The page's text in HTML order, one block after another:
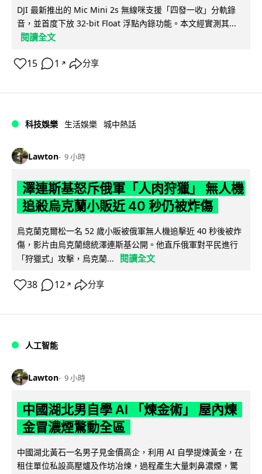
DJI 最新推出的 Mic Mini 2s 無線咪支援「四發一收」分軌錄
音，並首度下放 32-bit Float 浮點內錄功能。本文經實測其...
閱讀全文
15 1 ↗ 分享
科技娛樂 生活娛樂 城中熱話
Lawton 9 小時
澤連斯基怒斥俄軍「人肉狩獵」 無人機
追殺烏克蘭小販近 40 秒仍被炸傷
烏克蘭克爾松一名 52 歲小販被俄軍無人機追擊近 40 秒後被炸
傷，影片由烏克蘭總統澤連斯基公開。他直斥俄軍對平民進行
「狩獵式」攻擊，烏克蘭...
閱讀全文
38 12 ↗ 分享
人工智能
Lawton 9 小時
中國湖北男自學 AI 「煉金術」 屋內煉
金冒濃煙驚動全區
中國湖北黃石一名男子見金價高企，利用 AI 自學提煉黃金，在
租住單位私設高壓爐及作坊冶煉，過程產生大量刺鼻濃煙，驚